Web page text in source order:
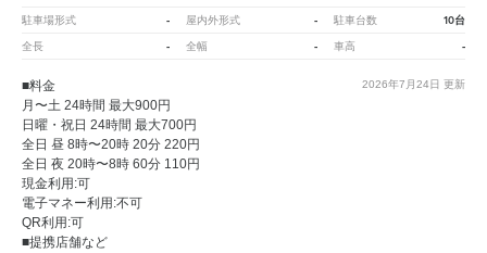
駐車場形式 - 屋内外形式 - 駐車台数 10台
全長 - 全幅 - 車高 -
2026年7月24日 更新
■料金
月〜土 24時間 最大900円
日曜・祝日 24時間 最大700円
全日 昼 8時〜20時 20分 220円
全日 夜 20時〜8時 60分 110円
現金利用:可
電子マネー利用:不可
QR利用:可
■提携店舗など